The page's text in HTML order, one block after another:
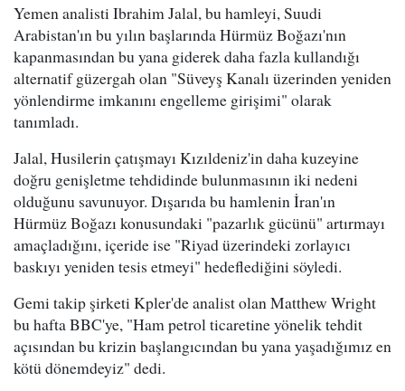
Yemen analisti Ibrahim Jalal, bu hamleyi, Suudi
Arabistan'ın bu yılın başlarında Hürmüz Boğazı'nın
kapanmasından bu yana giderek daha fazla kullandığı
alternatif güzergah olan "Süveyş Kanalı üzerinden yeniden
yönlendirme imkanını engelleme girişimi" olarak
tanımladı.
Jalal, Husilerin çatışmayı Kızıldeniz'in daha kuzeyine
doğru genişletme tehdidinde bulunmasının iki nedeni
olduğunu savunuyor. Dışarıda bu hamlenin İran'ın
Hürmüz Boğazı konusundaki "pazarlık gücünü" artırmayı
amaçladığını, içeride ise "Riyad üzerindeki zorlayıcı
baskıyı yeniden tesis etmeyi" hedeflediğini söyledi.
Gemi takip şirketi Kpler'de analist olan Matthew Wright
bu hafta BBC'ye, "Ham petrol ticaretine yönelik tehdit
açısından bu krizin başlangıcından bu yana yaşadığımız en
kötü dönemdeyiz" dedi.